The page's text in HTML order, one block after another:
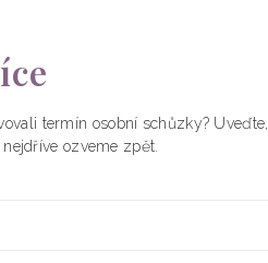
termín osobní schůzky? Uveďte,
ozveme zpět.